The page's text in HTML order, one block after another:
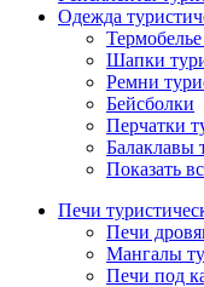
Одежда
Шапки
Ремни
Бейсболки
Перчатки
Балаклавы
Показать
Печи
Печи
Мангалы
Печи под